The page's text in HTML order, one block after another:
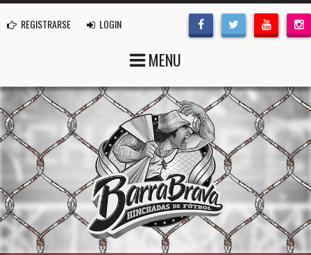
REGISTRARSE LOGIN
MENU